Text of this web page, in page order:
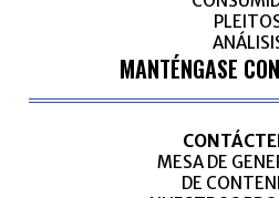
MANTÉNGASE
MESA DE
DE